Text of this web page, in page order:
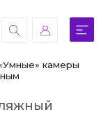
камеры